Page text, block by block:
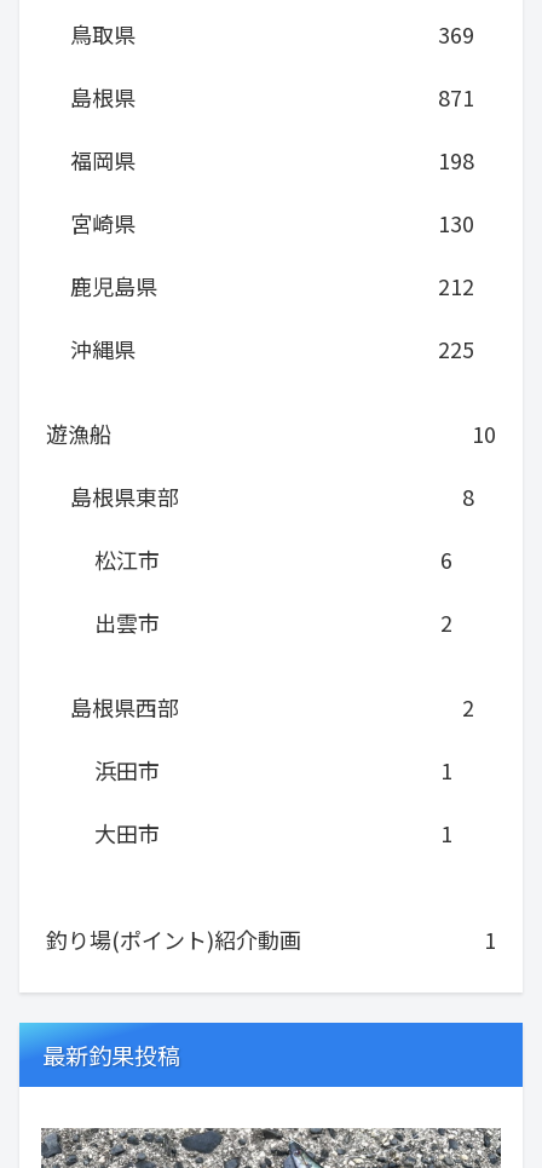
鳥取県
369
島根県
871
福岡県
198
宮崎県
130
鹿児島県
212
沖縄県
225
遊漁船
10
島根県東部
8
松江市
6
出雲市
2
島根県西部
2
浜田市
1
大田市
1
釣り場(ポイント)紹介動画 1
最新釣果投稿